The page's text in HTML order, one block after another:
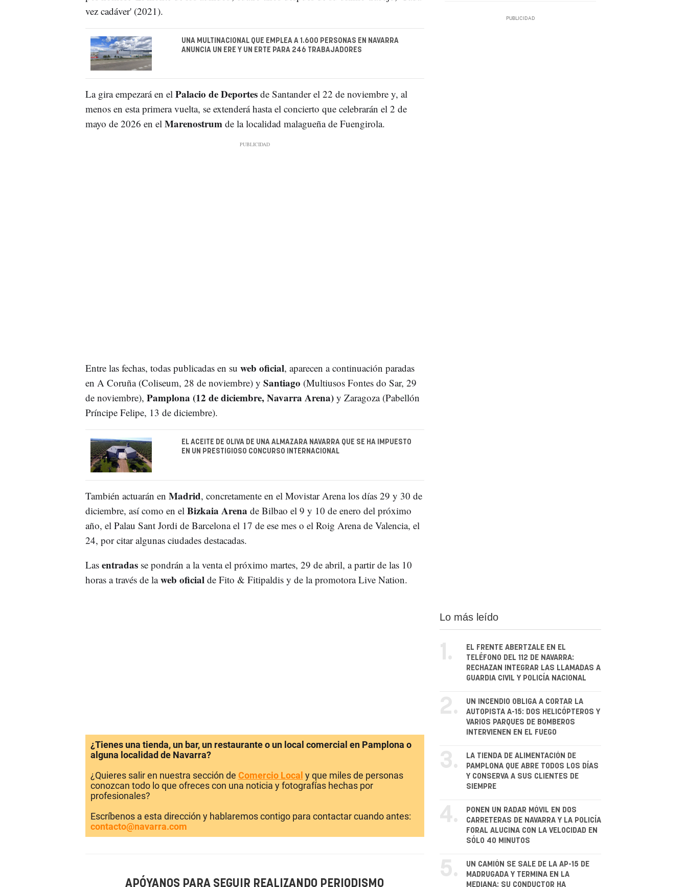
vez cadáver' (2021).
UNA MULTINACIONAL QUE EMPLEA A 1.600 PERSONAS EN NAVARRA
ANUNCIA UN ERE Y UN ERTE PARA 246 TRABAJADORES
La gira empezará en el Palacio de Deportesde Santander el 22 de noviembre y, al
menos en esta primera vuelta, se extenderá hasta el concierto que celebrarán el 2 de
mayo de 2026 en el Marenostrumde la localidad malagueña de Fuengirola.
Entre las fechas, todas publicadas en su web oficial, aparecen a continuación paradas
en A Coruña (Coliseum, 28 de noviembre) y Santiago (Multiusos Fontes do Sar, 29
de noviembre), Pamplona (12 de diciembre, Navarra Arena)y Zaragoza (Pabellón
Príncipe Felipe, 13 de diciembre).
EL ACEITE DE OLIVA DE UNA ALMAZARA NAVARRA QUE SE HA IMPUESTO
EN UN PRESTIGIOSO CONCURSO INTERNACIONAL
También actuarán en Madrid, concretamente en el Movistar Arena los días 29 y 30 de
diciembre, así como en el Bizkaia Arena de Bilbao el 9 y 10 de enero del próximo
año, el Palau Sant Jordi de Barcelona el 17 de ese mes o el Roig Arena de Valencia, el
24, por citar algunas ciudades destacadas.
Las entradasse pondrán a la venta el próximo martes, 29 de abril, a partir de las 10
horas a través de laweb oficial de Fito & Fitipaldis y de la promotora Live Nation.
¿Tienes una tienda, un bar, un restaurante o un local comercial en Pamplona o
alguna localidad de Navarra?
¿Quieres salir en nuestra sección de Comercio Local y que miles de personas
conozcan todo lo que ofreces con una noticia y fotografías hechas por
profesionales?
Escríbenos a esta dirección y hablaremos contigo para contactar cuando antes:
contacto@navarra.com
APÓYANOS PARA SEGUIR REALIZANDO PERIODISMO
Lo más leído
1.
EL FRENTE ABERTZALE EN EL
TELÉFONO DEL 112 DE NAVARRA:
RECHAZAN INTEGRAR LAS LLAMADAS A
GUARDIA CIVIL Y POLICÍA NACIONAL
2.
UN INCENDIO OBLIGA A CORTAR LA
AUTOPISTA A-15: DOS HELICÓPTEROS Y
VARIOS PARQUES DE BOMBEROS
INTERVIENEN EN EL FUEGO
3.
LA TIENDA DE ALIMENTACIÓN DE
PAMPLONA QUE ABRE TODOS LOS DÍAS
Y CONSERVA A SUS CLIENTES DE
SIEMPRE
4.
PONEN UN RADAR MÓVIL EN DOS
CARRETERAS DE NAVARRA Y LA POLICÍA
FORAL ALUCINA CON LA VELOCIDAD EN
SÓLO 40 MINUTOS
5.
UN CAMIÓN SE SALE DE LA AP-15 DE
MADRUGADA Y TERMINA EN LA
MEDIANA: SU CONDUCTOR HA